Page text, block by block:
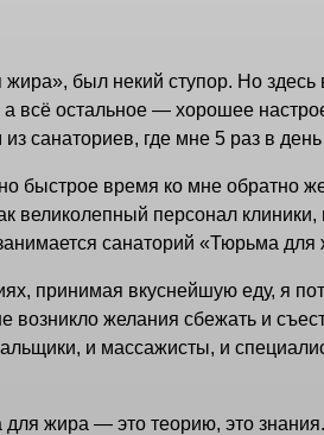
был некий ступор. Но
всё остальное — хорошее
санаториев, где мне 5 раз в
быстрое время ко мне обратно
великолепный персонал
санаторий «Тюрьма для
принимая вкуснейшую еду, я
возникло желания сбежать и
и массажисты, и
жира — это теорию, это